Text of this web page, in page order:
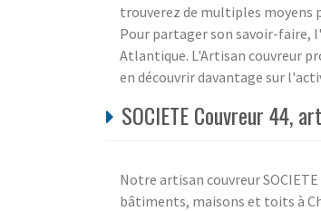
trouverez de multiples moyens
Pour partager son savoir-faire,
Atlantique. L'Artisan couvreur
en découvrir davantage sur
SOCIETE Couvreur 44,
Notre artisan couvreur
bâtiments, maisons et toits à